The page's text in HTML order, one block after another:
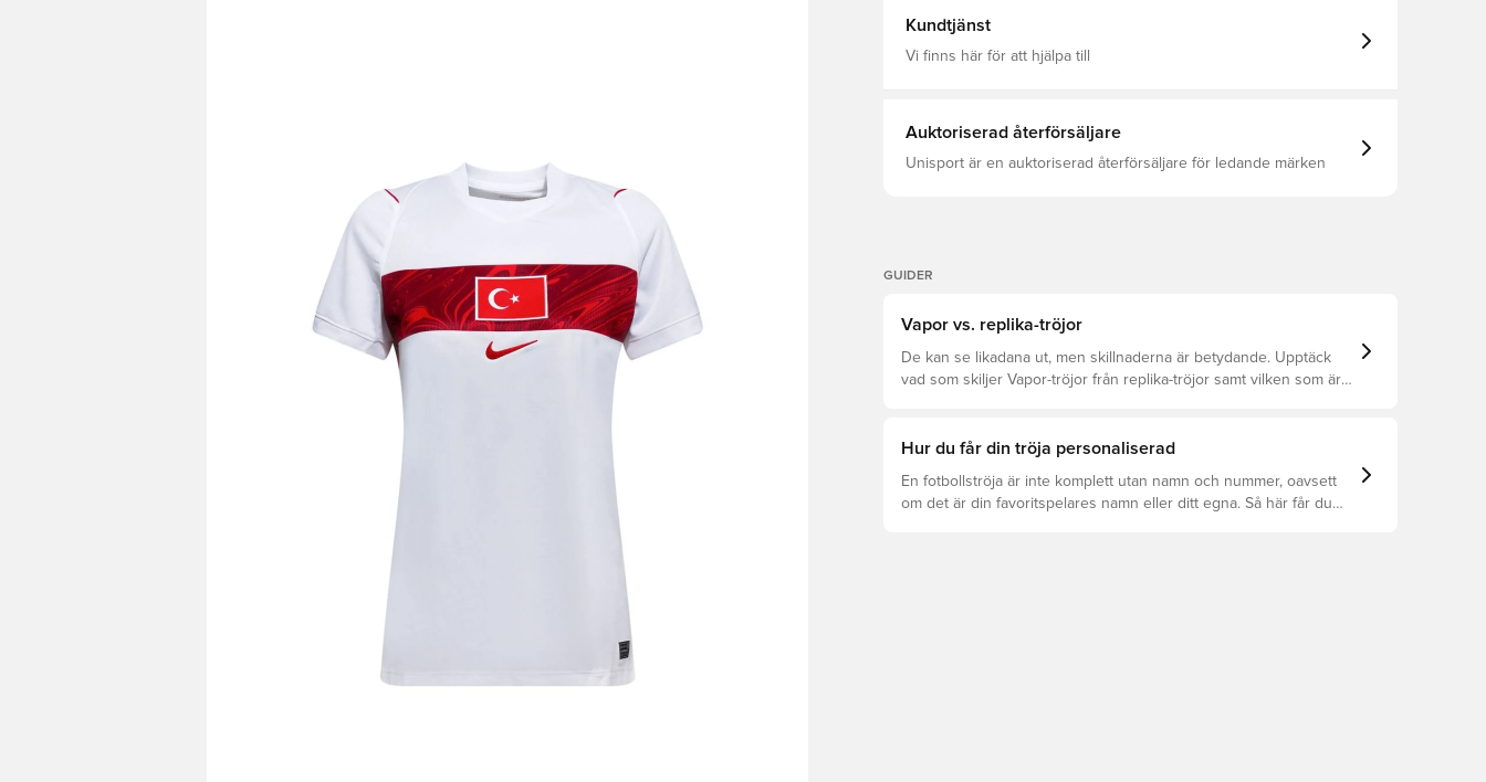
Kundtjänst
Vi finns här för att hjälpa till
Auktoriserad återförsäljare
Unisport är en auktoriserad återförsäljare för ledande märken
GUIDER
Vapor vs. replika-tröjor
De kan se likadana ut, men skillnaderna är betydande. Upptäck
vad som skiljer Vapor-tröjor från replika-tröjor samt vilken som är
Hur du får din tröja personaliserad
En fotbollströja är inte komplett utan namn och nummer, oavsett
om det är din favoritspelares namn eller ditt egna. Så här får du